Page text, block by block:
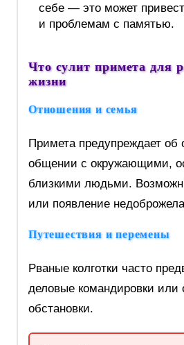
себе — это может
и проблемам с памятью.
Что сулит примета для
жизни
Отношения и семья
Примета предупреждает об
общении с окружающими,
близкими людьми.
или появление
Путешествия и перемены
Рваные колготки часто
деловые командировки или
обстановки.